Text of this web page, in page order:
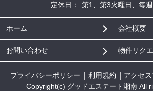
定休日：
第1、第3火曜日、毎
ホーム 会社概要
お問い合わせ 物件リク
プライバシーポリシー 利用規約 アクセ
Copyright(c) グッドエステート湘南 All